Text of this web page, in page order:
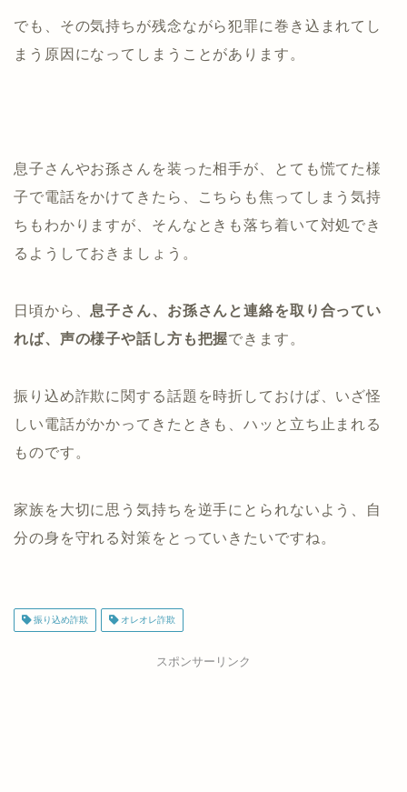
でも、その気持ちが残念ながら犯罪に巻き込まれてし
まう原因になってしまうことがあります。
息子さんやお孫さんを装った相手が、とても慌てた様
子で電話をかけてきたら、こちらも焦ってしまう気持
ちもわかりますが、そんなときも落ち着いて対処でき
るようしておきましょう。
日頃から、 息子さん、お孫さんと連絡を取り合ってい
れば、声の様子や話し方も把握できます。
振り込め詐欺に関する話題を時折しておけば、いざ怪
しい電話がかかってきたときも、ハッと立ち止まれる
ものです。
家族を大切に思う気持ちを逆手にとられないよう、自
分の身を守れる対策をとっていきたいですね。
振り込め詐欺 オレオレ詐欺
スポンサーリンク